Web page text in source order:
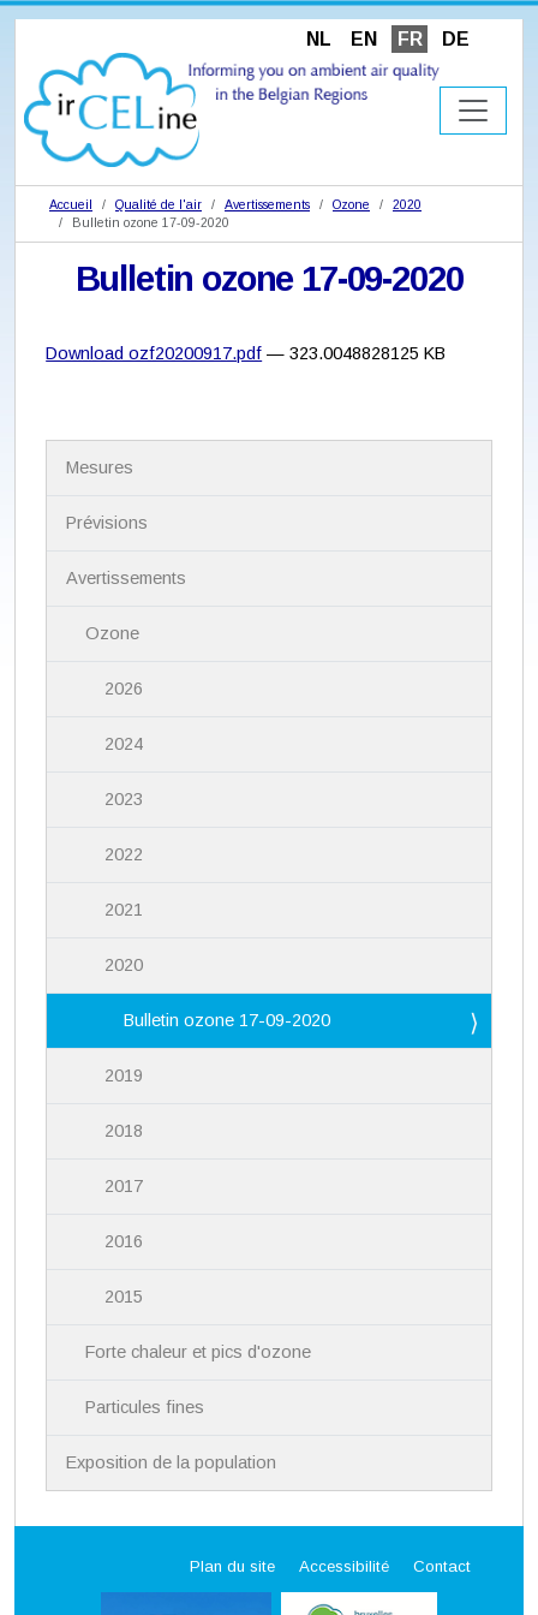
NL EN FR DE
Accueil Qualité de l'air Avertissements Ozone
2020
Bulletin ozone 17-09-2020
Bulletin ozone 17-09-2020
Download ozf20200917.pdf — 323.0048828125 KB
Mesures
Prévisions
Avertissements
Ozone
2026
2024
2023
2022
2021
2020
Bulletin ozone 17-09-2020
2019
2018
2017
2016
2015
Forte chaleur et pics d'ozone
Particules fines
Exposition de la population
Plan du site Accessibilité Contact